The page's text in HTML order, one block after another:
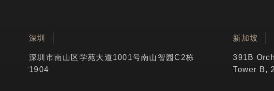
深圳
深圳市南山区学苑大道1001号南山智园C2栋
1904
新加坡
391B
Tower B,